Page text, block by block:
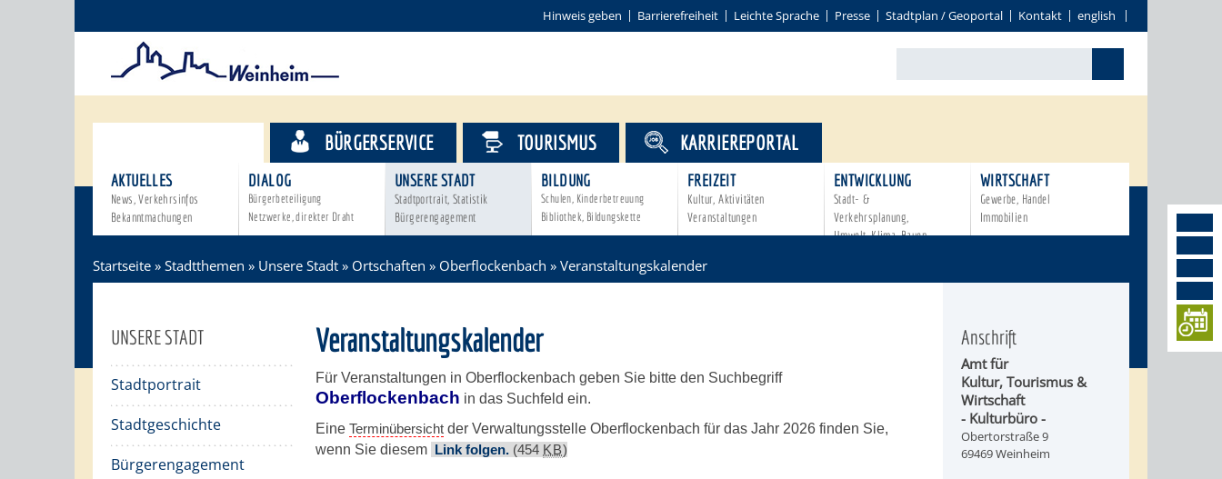
Hinweis geben Barrierefreiheit Leichte Sprache Presse Stadtplan / Geoportal Kontakt english
AKTUELLES
News, Verkehrsinfos
Bekanntmachungen
DIALOG
Bürgerbeteiligung
Netzwerke, direkter Draht
UNSERE STADT
Stadtportrait, Statistik
Bürgerengagement
BILDUNG
Schulen, Kinderbetreuung
Bibliothek, Bildungskette
FREIZEIT
Kultur, Aktivitäten
Veranstaltungen
ENTWICKLUNG
Stadt- &
Verkehrsplanung,
Umwelt, Klima, Bauen
WIRTSCHAFT
Gewerbe, Handel
Immobilien
BÜRGERSERVICE TOURISMUS KARRIEREPORTAL
Startseite » Stadtthemen » Unsere Stadt » Ortschaften » Oberflockenbach » Veranstaltungskalender
UNSERE STADT
Stadtportrait
Stadtgeschichte
Bürgerengagement
Veranstaltungskalender
Für Veranstaltungen in Oberflockenbach geben Sie bitte den Suchbegriff
Oberflockenbach in das Suchfeld ein.
EineTerminübersicht der Verwaltungsstelle Oberflockenbach für das Jahr 2026 finden Sie,
wenn Sie diesem Link folgen. (454 KB)
Anschrift
Amt für
Kultur, Tourismus &
Wirtschaft
- Kulturbüro -
Obertorstraße 9
69469 Weinheim